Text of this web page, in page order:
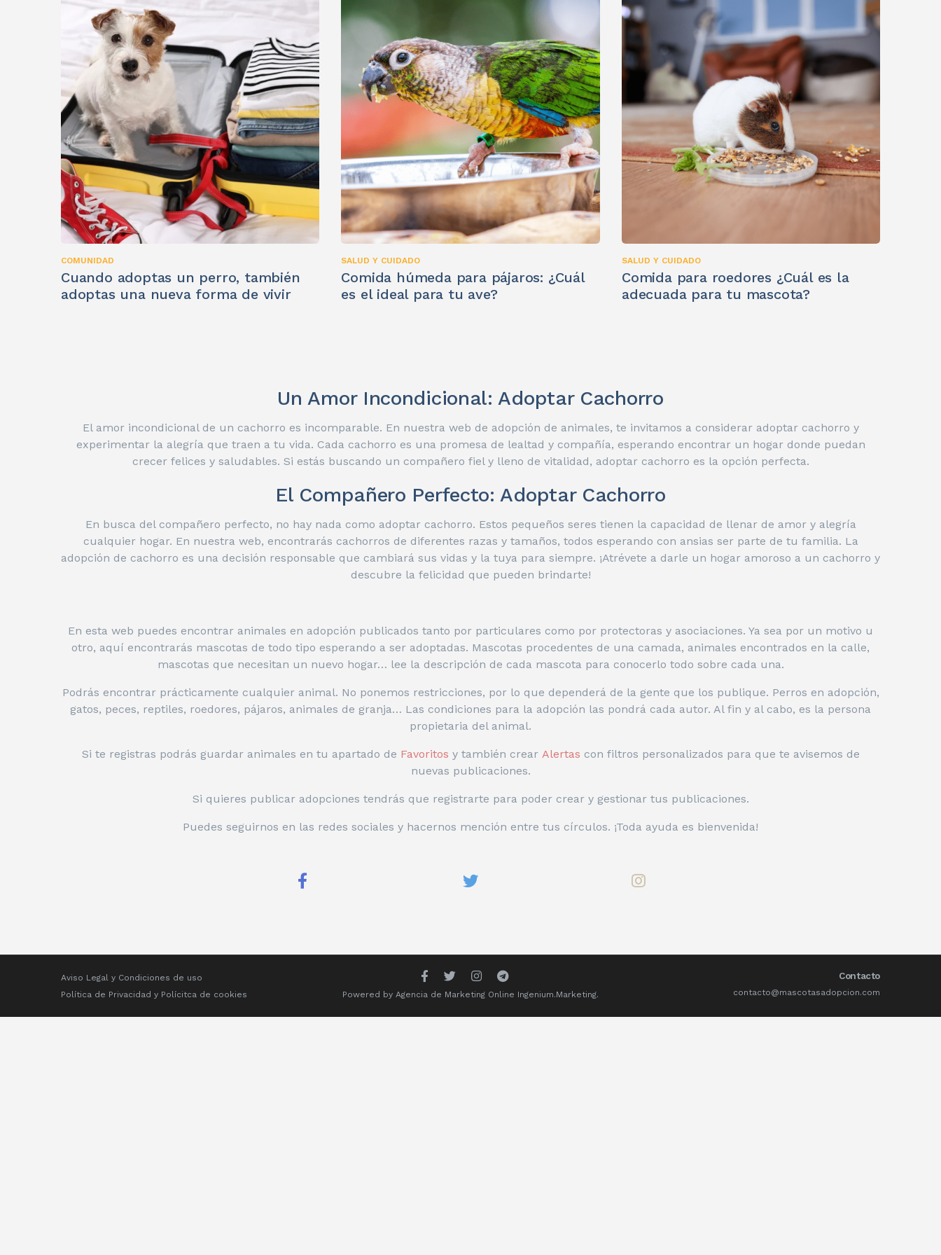
COMUNIDAD
Cuando adoptas un perro, también
adoptas una nueva forma de vivir
SALUD Y CUIDADO
Comida húmeda para pájaros: ¿Cuál
es el ideal para tu ave?
SALUD Y CUIDADO
Comida para roedores ¿Cuál es la
adecuada para tu mascota?
Un Amor Incondicional: Adoptar Cachorro
El amor incondicional de un cachorro es incomparable. En nuestra web de adopción de animales, te invitamos a considerar adoptar cachorro y
experimentar la alegría que traen a tu vida. Cada cachorro es una promesa de lealtad y compañía, esperando encontrar un hogar donde puedan
crecer felices y saludables. Si estás buscando un compañero fiel y lleno de vitalidad, adoptar cachorro es la opción perfecta.
El Compañero Perfecto: Adoptar Cachorro
En busca del compañero perfecto, no hay nada como adoptar cachorro. Estos pequeños seres tienen la capacidad de llenar de amor y alegría
cualquier hogar. En nuestra web, encontrarás cachorros de diferentes razas y tamaños, todos esperando con ansias ser parte de tu familia. La
adopción de cachorro es una decisión responsable que cambiará sus vidas y la tuya para siempre. ¡Atrévete a darle un hogar amoroso a un cachorro y
descubre la felicidad que pueden brindarte!
En esta web puedes encontrar animales en adopción publicados tanto por particulares como por protectoras y asociaciones. Ya sea por un motivo u
otro, aquí encontrarás mascotas de todo tipo esperando a ser adoptadas. Mascotas procedentes de una camada, animales encontrados en la calle,
mascotas que necesitan un nuevo hogar… lee la descripción de cada mascota para conocerlo todo sobre cada una.
Podrás encontrar prácticamente cualquier animal. No ponemos restricciones, por lo que dependerá de la gente que los publique. Perros en adopción,
gatos, peces, reptiles, roedores, pájaros, animales de granja… Las condiciones para la adopción las pondrá cada autor. Al fin y al cabo, es la persona
propietaria del animal.
Si te registras podrás guardar animales en tu apartado de Favoritos y también crear Alertas con filtros personalizados para que te avisemos de
nuevas publicaciones.
Si quieres publicar adopciones tendrás que registrarte para poder crear y gestionar tus publicaciones.
Puedes seguirnos en las redes sociales y hacernos mención entre tus círculos. ¡Toda ayuda es bienvenida!
Aviso Legal y Condiciones de uso
Política de Privacidad y Polícitca de cookies Powered by Agencia de Marketing Online Ingenium.Marketing.
Contacto
contacto@mascotasadopcion.com